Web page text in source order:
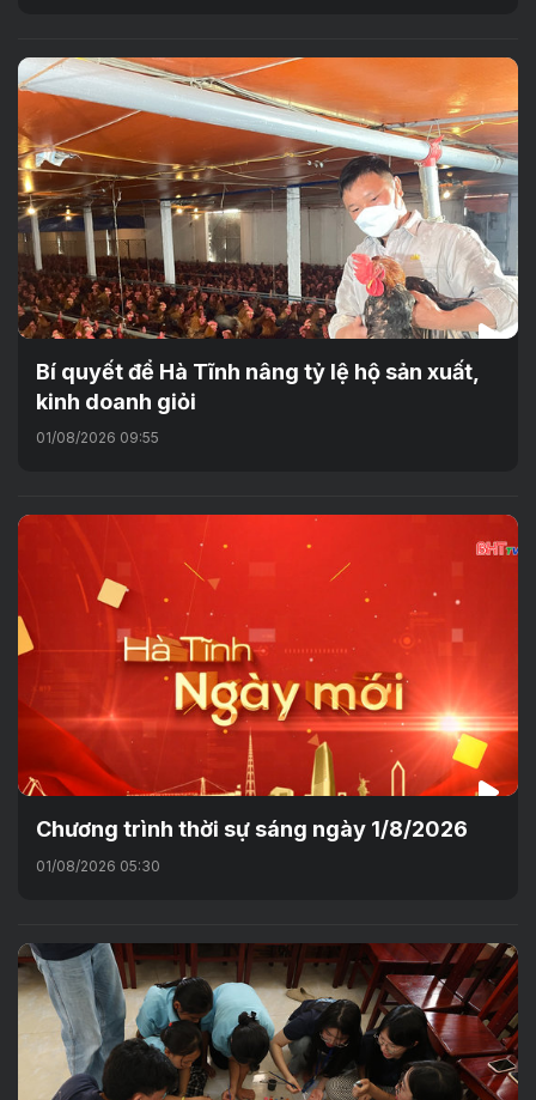
Bí quyết để Hà Tĩnh nâng tỷ lệ hộ sản xuất,
kinh doanh giỏi
01/08/2026 09:55
Chương trình thời sự sáng ngày 1/8/2026
01/08/2026 05:30